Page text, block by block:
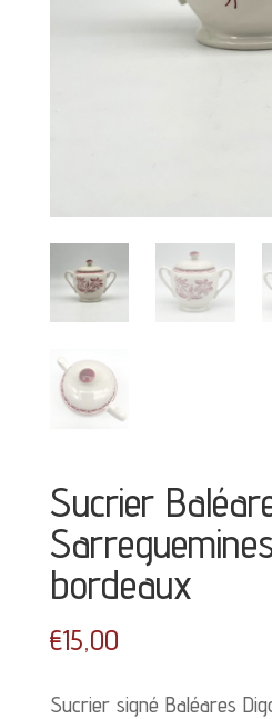
Sucrier
bordeaux
€15,00
Sucrier signé Baléares